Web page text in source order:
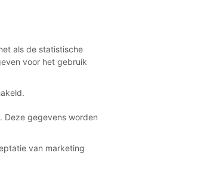
als de statistische
voor het gebruik
Deze gegevens worden
van marketing